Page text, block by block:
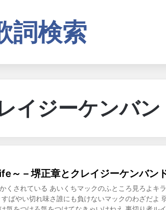
詞検索
イジーケンバン
～ – 堺正章とクレイジーケンバン
くされている あいくちマックのふところ見ろよキ
ばやい切れ味さ誰にも負けないマックのわざだよ